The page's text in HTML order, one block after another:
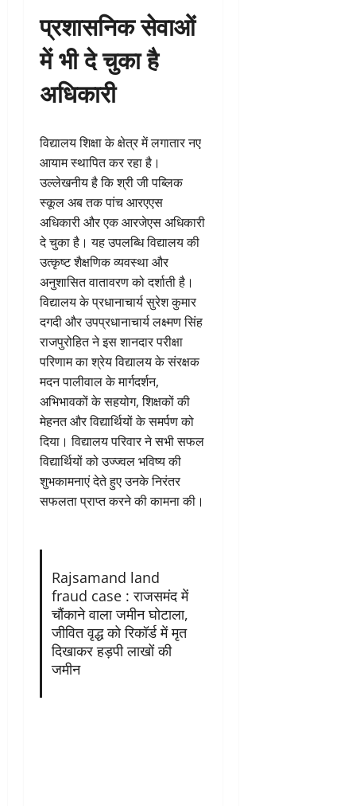
प्रशासनिक सेवाओं
में भी दे चुका है
अधिकारी
विद्यालय शिक्षा के क्षेत्र में लगातार नए
आयाम स्थापित कर रहा है।
उल्लेखनीय है कि श्री जी पब्लिक
स्कूल अब तक पांच आरएएस
अधिकारी और एक आरजेएस अधिकारी
दे चुका है। यह उपलब्धि विद्यालय की
उत्कृष्ट शैक्षणिक व्यवस्था और
अनुशासित वातावरण को दर्शाती है।
विद्यालय के प्रधानाचार्य सुरेश कुमार
दगदी और उपप्रधानाचार्य लक्ष्मण सिंह
राजपुरोहित ने इस शानदार परीक्षा
परिणाम का श्रेय विद्यालय के संरक्षक
मदन पालीवाल के मार्गदर्शन,
अभिभावकों के सहयोग, शिक्षकों की
मेहनत और विद्यार्थियों के समर्पण को
दिया। विद्यालय परिवार ने सभी सफल
विद्यार्थियों को उज्ज्वल भविष्य की
शुभकामनाएं देते हुए उनके निरंतर
सफलता प्राप्त करने की कामना की।
Rajsamand land
fraud case : राजसमंद में
चौंकाने वाला जमीन घोटाला,
जीवित वृद्ध को रिकॉर्ड में मृत
दिखाकर हड़पी लाखों की
जमीन